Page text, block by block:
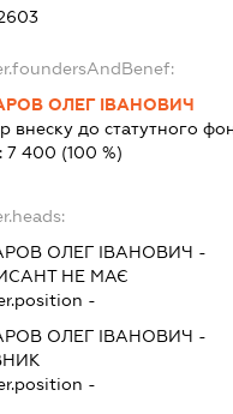
ОЛЕГ ІВАНОВИЧ
внеску до статутного
7 400 (100 %)
ОЛЕГ ІВАНОВИЧ -
НЕ МАЄ
-
ОЛЕГ ІВАНОВИЧ -
-